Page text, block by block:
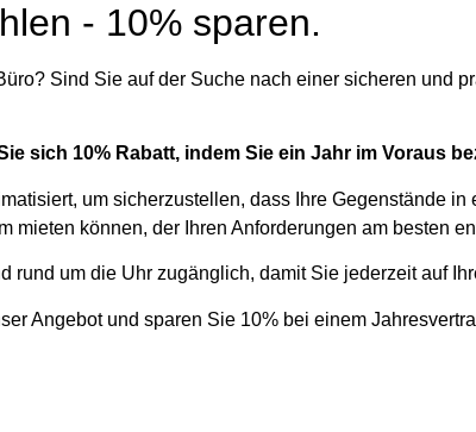
- 10% sparen.
Sind Sie auf der Suche nach einer sicheren und
sich 10% Rabatt, indem Sie ein Jahr im Voraus
um sicherzustellen, dass Ihre Gegenstände
mieten können, der Ihren Anforderungen am besten
rund um die Uhr zugänglich, damit Sie jederzeit auf
Angebot und sparen Sie 10% bei einem